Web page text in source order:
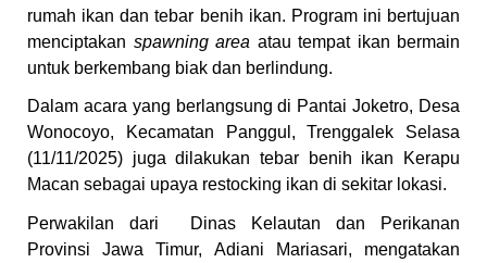
rumah ikan dan tebar benih ikan. Program ini bertujuan
menciptakan spawning area atau tempat ikan bermain
untuk berkembang biak dan berlindung.
Dalam acara yang berlangsung di Pantai Joketro, Desa
Wonocoyo, Kecamatan Panggul, Trenggalek Selasa
(11/11/2025) juga dilakukan tebar benih ikan Kerapu
Macan sebagai upaya restocking ikan di sekitar lokasi.
Perwakilan dari Dinas Kelautan dan Perikanan
Provinsi Jawa Timur, Adiani Mariasari, mengatakan